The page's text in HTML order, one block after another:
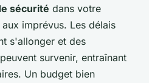
sécurité dans votre
imprévus. Les délais
s'allonger et des
survenir, entraînant
Un budget bien